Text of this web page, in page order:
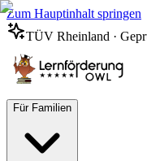
Zum Hauptinhalt springen
TÜV Rheinland ·
Für Familien